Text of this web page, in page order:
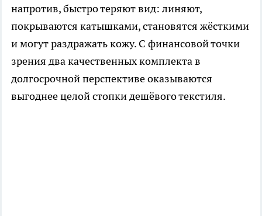
напротив, быстро теряют вид: линяют,
покрываются катышками, становятся жёсткими
и могут раздражать кожу. С финансовой точки
зрения два качественных комплекта в
долгосрочной перспективе оказываются
выгоднее целой стопки дешёвого текстиля.